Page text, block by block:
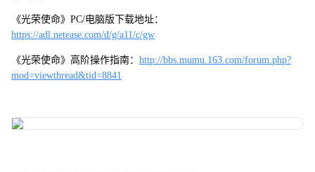
《光荣使命》PC/电脑版下载地址：
https://adl.netease.com/d/g/a11/c/gw
《光荣使命》高阶操作指南： http://bbs.mumu.163.com/forum.php?
mod=viewthread&tid=8841